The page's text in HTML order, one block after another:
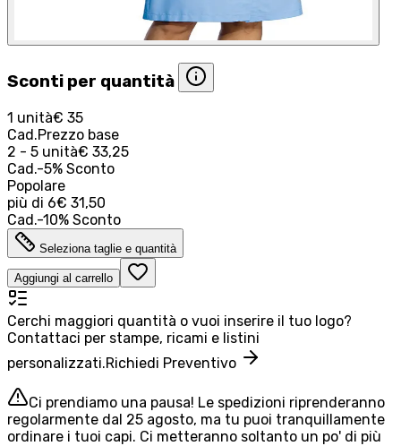
Sconti per quantità
1 unità€ 35
Cad.Prezzo base
2 - 5 unità€ 33,25
Cad.-5% Sconto
Popolare
più di 6€ 31,50
Cad.-10% Sconto
Seleziona taglie e quantità
Aggiungi al carrello
Cerchi maggiori quantità o vuoi inserire il tuo logo?
Contattaci per stampe, ricami e listini
personalizzati.Richiedi Preventivo
Ci prendiamo una pausa! Le spedizioni riprenderanno
regolarmente dal 25 agosto, ma tu puoi tranquillamente
ordinare i tuoi capi. Ci metteranno soltanto un po' di più